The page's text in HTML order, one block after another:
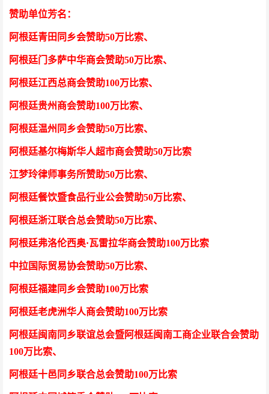
赞助单位芳名：
阿根廷青田同乡会赞助50万比索、
阿根廷门多萨中华商会赞助50万比索、
阿根廷江西总商会赞助100万比索、
阿根廷贵州商会赞助100万比索、
阿根廷温州同乡会赞助50万比索、
阿根廷基尔梅斯华人超市商会赞助50万比索
江梦玲律师事务所赞助50万比索、
阿根廷餐饮暨食品行业公会赞助50万比索、
阿根廷浙江联合总会赞助50万比索、
阿根廷弗洛伦西奥·瓦雷拉华商会赞助100万比索
中拉国际贸易协会赞助50万比索、
阿根廷福建同乡会赞助100万比索
阿根廷老虎洲华人商会赞助100万比索
阿根廷闽南同乡联谊总会暨阿根廷闽南工商企业联合会赞助
100万比索、
阿根廷十邑同乡联合总会赞助100万比索